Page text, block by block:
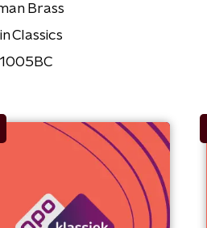
Brass
Classics